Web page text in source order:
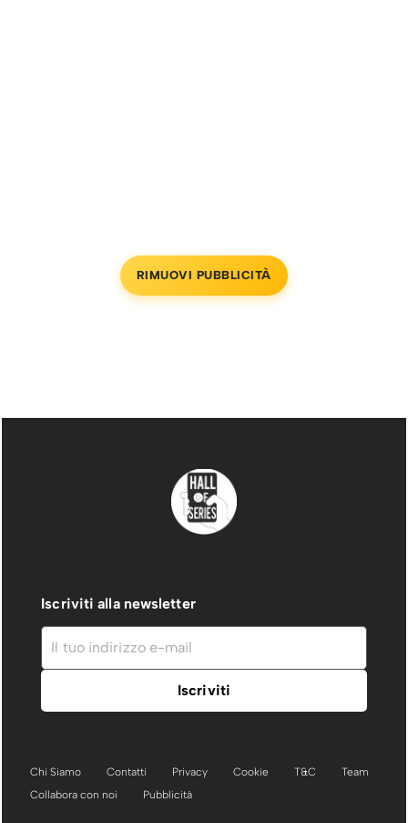
RIMUOVI PUBBLICITÀ
Iscriviti alla newsletter
Chi Siamo Contatti Privacy Cookie T&C
Team
Collabora con noi
Pubblicità